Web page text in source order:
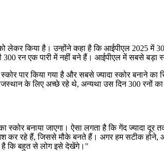
लेकर किया है। उन्होंने कहा है कि आईपीएल 2025 में
रन एक पारी में नहीं बने हैं। आईपीएल में सबसे बड़ा
पार किया गया है और सबसे ज्यादा स्कोर बनाने का
के लिए अच्छे रहे थे, अन्यथा उस दिन 300 रनों
स्कोर बनाया जाएगा। ऐसा लगता है कि गेंद ज्यादा
कर रहे हैं, जिससे मौके बनते हैं। अगर हम सटीक
कि बहुत से लोग इसे देखेंगे।"